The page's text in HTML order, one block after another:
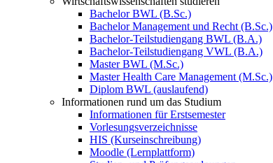
Bachelor BWL (B.Sc.)
Bachelor Management und Recht (B.Sc.)
Bachelor-Teilstudiengang BWL (B.A.)
Bachelor-Teilstudiengang VWL (B.A.)
Master BWL (M.Sc.)
Master Health Care Management (M.Sc.)
Diplom BWL (auslaufend)
Informationen rund um das Studium
Informationen für Erstsemester
Vorlesungsverzeichnisse
HIS (Kurseinschreibung)
Moodle (Lernplattform)